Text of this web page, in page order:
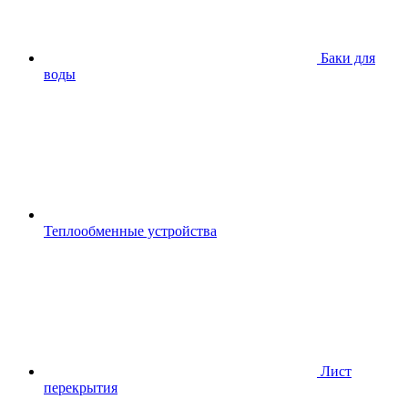
Баки для
воды
Теплообменные устройства
Лист
перекрытия